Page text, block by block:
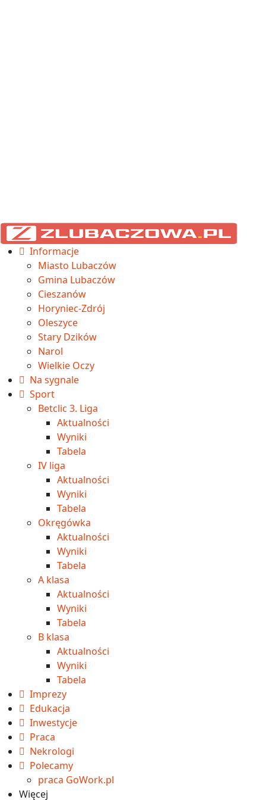
Informacje
Miasto Lubaczów
Gmina Lubaczów
Cieszanów
Horyniec-Zdrój
Oleszyce
Stary Dzików
Narol
Wielkie Oczy
Na sygnale
Sport
Betclic 3. Liga
Aktualności
Wyniki
Tabela
IV liga
Aktualności
Wyniki
Tabela
Okręgówka
Aktualności
Wyniki
Tabela
A klasa
Aktualności
Wyniki
Tabela
B klasa
Aktualności
Wyniki
Tabela
Imprezy
Edukacja
Inwestycje
Praca
Nekrologi
Polecamy
praca GoWork.pl
Więcej